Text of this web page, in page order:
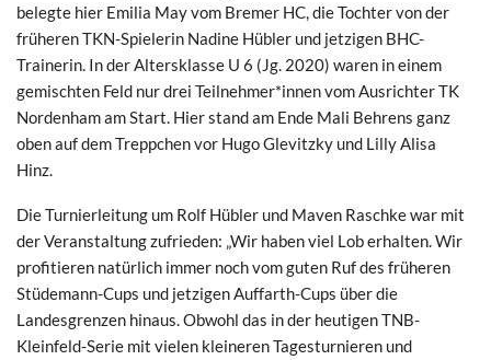
belegte hier Emilia May vom Bremer HC, die Tochter von der
früheren TKN-Spielerin Nadine Hübler und jetzigen BHC-
Trainerin. In der Altersklasse U 6 (Jg. 2020) waren in einem
gemischten Feld nur drei Teilnehmer*innen vom Ausrichter TK
Nordenham am Start. Hier stand am Ende Mali Behrens ganz
oben auf dem Treppchen vor Hugo Glevitzky und Lilly Alisa
Hinz.
Die Turnierleitung um Rolf Hübler und Maven Raschke war mit
der Veranstaltung zufrieden: „Wir haben viel Lob erhalten. Wir
profitieren natürlich immer noch vom guten Ruf des früheren
Stüdemann-Cups und jetzigen Auffarth-Cups über die
Landesgrenzen hinaus. Obwohl das in der heutigen TNB-
Kleinfeld-Serie mit vielen kleineren Tagesturnieren und